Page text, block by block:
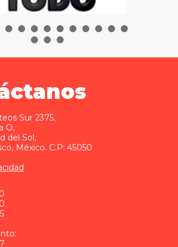
Sur 2375,
O,
del Sol,
México. C.P: 45050